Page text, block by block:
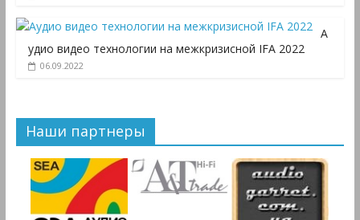
А
удио видео технологии на межкризисной IFA 2022
06.09.2022
Наши партнеры